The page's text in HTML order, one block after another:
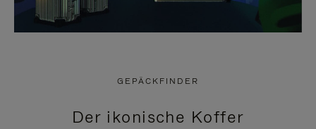
GEPÄCKFINDER
Der ikonische Koffer